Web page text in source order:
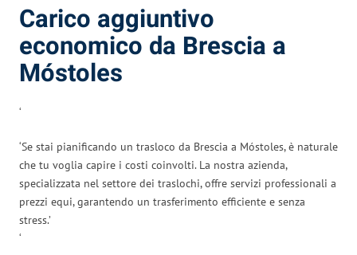
Carico aggiuntivo
economico da Brescia a
Móstoles
‘
‘Se stai pianificando un trasloco da Brescia a Móstoles, è naturale
che tu voglia capire i costi coinvolti. La nostra azienda,
specializzata nel settore dei traslochi, offre servizi professionali a
prezzi equi, garantendo un trasferimento efficiente e senza
stress.’
‘